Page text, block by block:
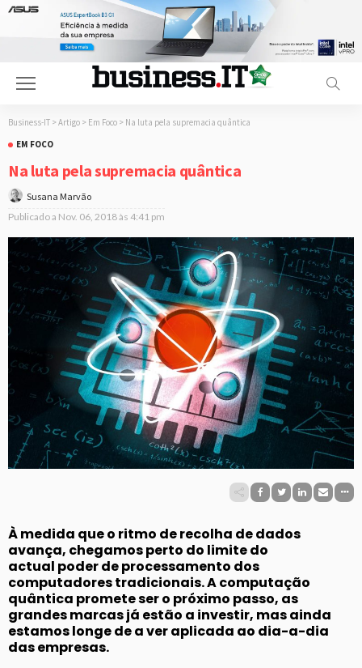
Business-IT > Artigo > Em Foco > Na luta pela supremacia quântica
EM FOCO
Na luta pela supremacia quântica
Susana Marvão
Publicado a Nov. 06, 2018 às 4:41 pm
À medida que o ritmo de recolha de dados
avança, chegamos perto do limite do
actual poder de processamento dos
computadores tradicionais. A computação
quântica promete ser o próximo passo, as
grandes marcas já estão a investir, mas ainda
estamos longe de a ver aplicada ao dia-a-dia
das empresas.